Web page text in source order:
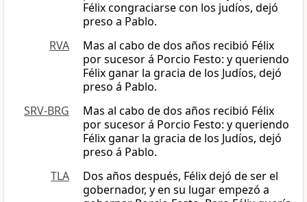
Félix congraciarse con los judíos, dejó
preso a Pablo.
RVA
Mas al cabo de dos años recibió Félix
por sucesor á Porcio Festo: y queriendo
Félix ganar la gracia de los Judíos, dejó
preso á Pablo.
SRV-BRG
Mas al cabo de dos años recibió Félix
por sucesor á Porcio Festo: y queriendo
Félix ganar la gracia de los Judíos, dejó
preso á Pablo.
TLA
Dos años después, Félix dejó de ser el
gobernador, y en su lugar empezó a